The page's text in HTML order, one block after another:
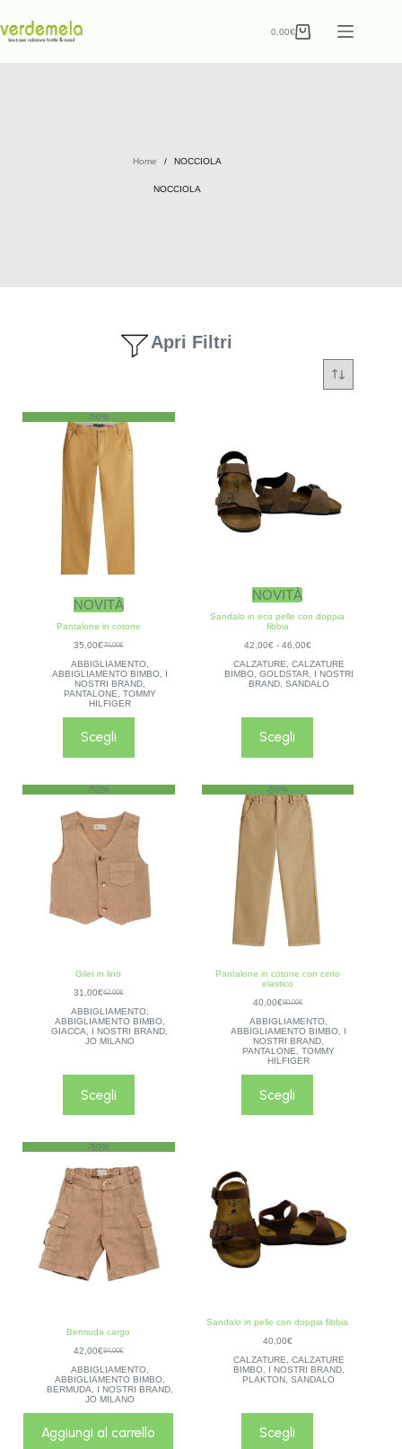
0,00€
Home / NOCCIOLA
NOCCIOLA
Apri Filtri
-50%
NOVITÀ
Pantalone in cotone
70,00€
35,00€
ABBIGLIAMENTO,
ABBIGLIAMENTO BIMBO,
I
NOSTRI BRAND,
PANTALONE
TOMMY
HILFIGER
Scegli
NOVITÀ
Sandalo in eco pelle con doppia
fibbia
42,00€ - 46,00€
CALZATURE
CALZATURE
BIMBO, GOLDSTAR, I NOSTRI
BRAND, SANDALO
Scegli
-50%
Gilet in lino
62,00€
31,00€
ABBIGLIAMENTO,
ABBIGLIAMENTO BIMBO,
GIACCA, I NOSTRI BRAND,
JO MILANO
Scegli
-50%
Pantalone in cotone con cinto
elastico
80,00€
40,00€
ABBIGLIAMENTO,
ABBIGLIAMENTO BIMBO, I
NOSTRI BRAND,
PANTALONE,TOMMY
HILFIGER
Scegli
-50%
Bermuda cargo
84,00€
42,00€
ABBIGLIAMENTO,
ABBIGLIAMENTO BIMBO,
BERMUDA
I NOSTRI BRAND,
JO MILANO
Aggiungi al carrello
Sandalo in pelle con doppia fibbia
40,00€
CALZATURE
CALZATURE
BIMBO, I NOSTRI BRAND,
PLAKTON ,SANDALO
Scegli